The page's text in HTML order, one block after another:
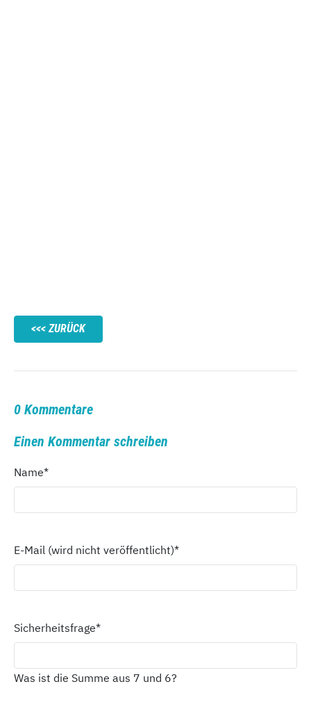
ZURÜCK
0 Kommentare
Einen Kommentar schreiben
Name*
E-Mail (wird nicht veröffentlicht)*
Sicherheitsfrage*
Was ist die Summe aus 7 und 6?